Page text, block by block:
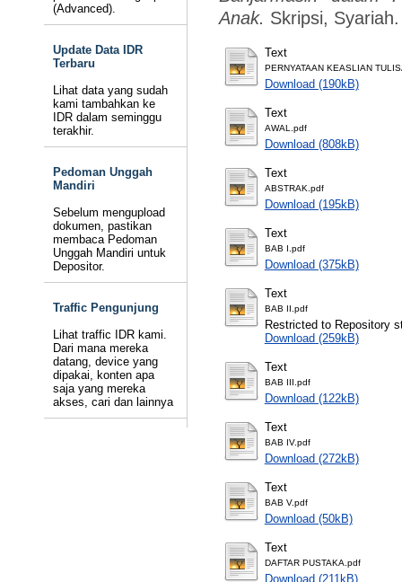
(Advanced).
Update Data IDR
Terbaru
Lihat data yang sudah
kami tambahkan ke
IDR dalam seminggu
terakhir.
Pedoman Unggah
Mandiri
Sebelum mengupload
dokumen, pastikan
membaca Pedoman
Unggah Mandiri untuk
Depositor.
Traffic Pengunjung
Lihat traffic IDR kami.
Dari mana mereka
datang, device yang
dipakai, konten apa
saja yang mereka
akses, cari dan lainnya
Anak. Skripsi, Syariah.
Text
PERNYATAAN KEASLIAN
Download (190kB)
Text
AWAL.pdf
Download (808kB)
Text
ABSTRAK.pdf
Download (195kB)
Text
BAB I.pdf
Download (375kB)
Text
BAB II.pdf
Restricted to Repository
Download (259kB)
Text
BAB III.pdf
Download (122kB)
Text
BAB IV.pdf
Download (272kB)
Text
BAB V.pdf
Download (50kB)
Text
DAFTAR PUSTAKA.pdf
Download (211kB)